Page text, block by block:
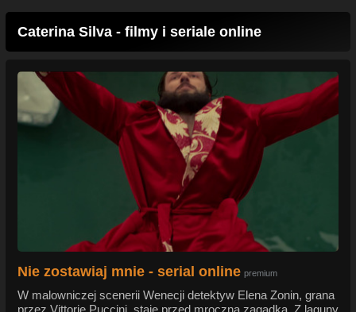
Caterina Silva - filmy i seriale online
Nie zostawiaj mnie - serial online premium
W malowniczej scenerii Wenecji detektyw Elena Zonin, grana
przez Vittorię Puccini, staje przed mroczną zagadką. Z laguny